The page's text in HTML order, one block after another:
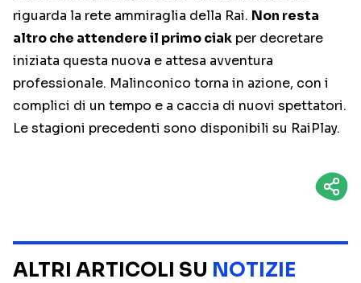
riguarda la rete ammiraglia della Rai. Non resta
altro che attendere il primo ciak per decretare
iniziata questa nuova e attesa avventura
professionale. Malinconico torna in azione, con i
complici di un tempo e a caccia di nuovi spettatori.
Le stagioni precedenti sono disponibili su RaiPlay.
ALTRI ARTICOLI SU NOTIZIE